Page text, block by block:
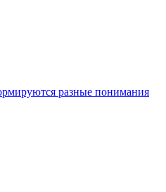
разные понимания